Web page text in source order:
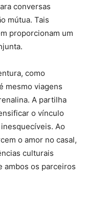
conversas
mútua. Tais
proporcionam um
como
mesmo viagens
A partilha
o vínculo
Ao
o amor no casal,
culturais
ambos os parceiros